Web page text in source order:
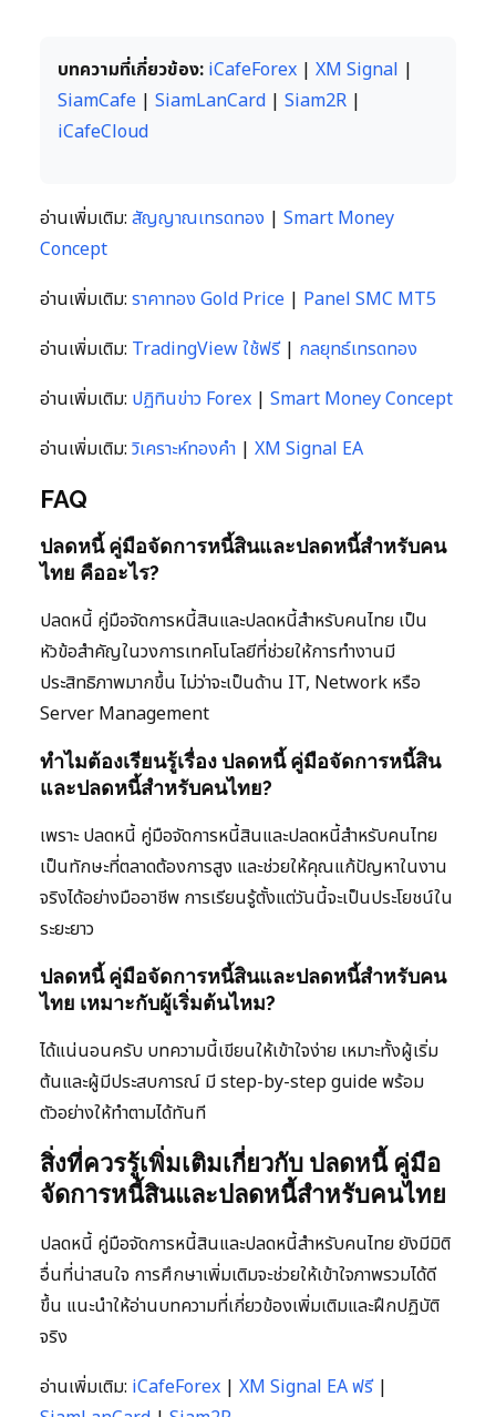
บทความที่เกี่ยวข้อง: iCafeForex | XM Signal |
SiamCafe | SiamLanCard | Siam2R |
iCafeCloud
อ่านเพิ่มเติม: สัญญาณเทรดทอง | Smart Money
Concept
อ่านเพิ่มเติม: ราคาทอง Gold Price | Panel SMC MT5
อ่านเพิ่มเติม: TradingView ใช้ฟรี| กลยุทธ์เทรดทอง
อ่านเพิ่มเติม: ปฏิทินข่าว Forex | Smart Money Concept
อ่านเพิ่มเติม: วิเคราะห์ทองคำ | XM Signal EA
FAQ
ปลดหนี้ คู่มือจัดการหนี้สินและปลดหนี้สำหรับคน
ไทย คืออะไร?
ปลดหนี้ คู่มือจัดการหนี้สินและปลดหนี้สำหรับคนไทย เป็น
หัวข้อสำคัญในวงการเทคโนโลยีที่ช่วยให้การทำงานมี
ประสิทธิภาพมากขึ้น ไม่ว่าจะเป็นด้าน IT, Network หรือ
Server Management
ทำไมต้องเรียนรู้เรื่อง ปลดหนี้ คู่มือจัดการหนี้สิน
และปลดหนี้สำหรับคนไทย?
เพราะ ปลดหนี้ คู่มือจัดการหนี้สินและปลดหนี้สำหรับคนไทย
เป็นทักษะที่ตลาดต้องการสูง และช่วยให้คุณแก้ปัญหาในงาน
จริงได้อย่างมืออาชีพ การเรียนรู้ตั้งแต่วันนี้จะเป็นประโยชน์ใน
ระยะยาว
ปลดหนี้ คู่มือจัดการหนี้สินและปลดหนี้สำหรับคน
ไทย เหมาะกับผู้เริ่มต้นไหม?
ได้แน่นอนครับ บทความนี้เขียนให้เข้าใจง่าย เหมาะทั้งผู้เริ่ม
ต้นและผู้มีประสบการณ์ มี step-by-step guide พร้อม
ตัวอย่างให้ทำตามได้ทันที
สิ่งที่ควรรู้เพิ่มเติมเกี่ยวกับ ปลดหนี้ คู่มือ
จัดการหนี้สินและปลดหนี้สำหรับคนไทย
ปลดหนี้ คู่มือจัดการหนี้สินและปลดหนี้สำหรับคนไทย ยังมีมิติ
อื่นที่น่าสนใจ การศึกษาเพิ่มเติมจะช่วยให้เข้าใจภาพรวมได้ดี
ขึ้น แนะนำให้อ่านบทความที่เกี่ยวข้องเพิ่มเติมและฝึกปฏิบัติ
จริง
อ่านเพิ่มเติม: iCafeForex | XM Signal EA ฟรี|